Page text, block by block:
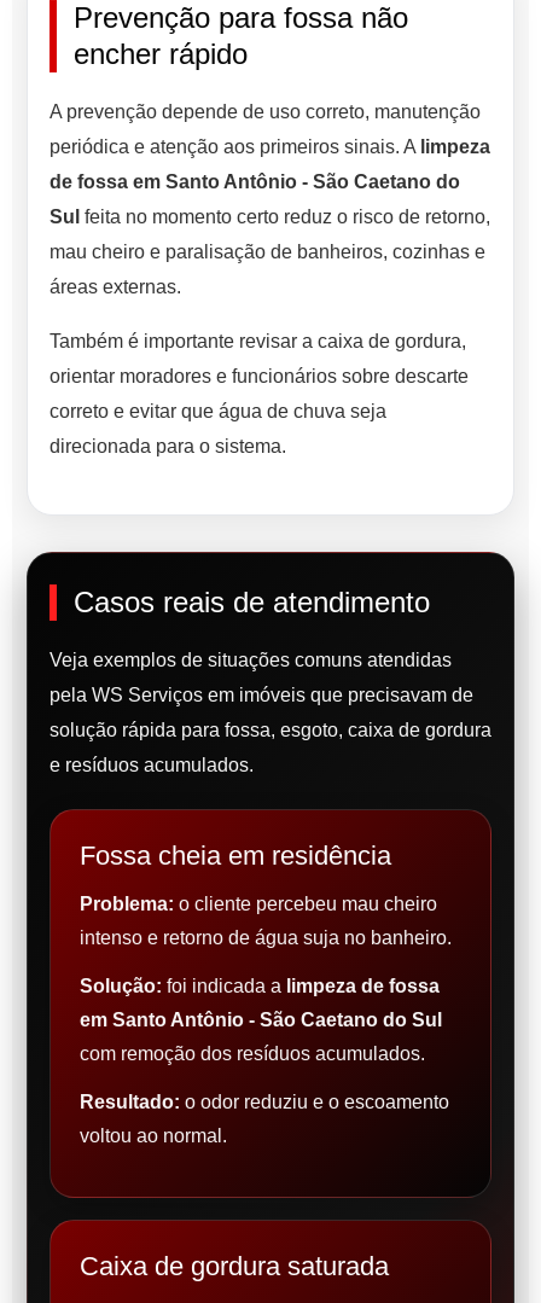
Prevenção para fossa não
encher rápido
A prevenção depende de uso correto, manutenção
periódica e atenção aos primeiros sinais. A limpeza
de fossa em Santo Antônio - São Caetano do
Sul feita no momento certo reduz o risco de retorno,
mau cheiro e paralisação de banheiros, cozinhas e
áreas externas.
Também é importante revisar a caixa de gordura,
orientar moradores e funcionários sobre descarte
correto e evitar que água de chuva seja
direcionada para o sistema.
Casos reais de atendimento
Veja exemplos de situações comuns atendidas
pela WS Serviços em imóveis que precisavam de
solução rápida para fossa, esgoto, caixa de gordura
e resíduos acumulados.
Fossa cheia em residência
Problema: o cliente percebeu mau cheiro
intenso e retorno de água suja no banheiro.
Solução: foi indicada a limpeza de fossa
em Santo Antônio - São Caetano do Sul
com remoção dos resíduos acumulados.
Resultado: o odor reduziu e o escoamento
voltou ao normal.
Caixa de gordura saturada